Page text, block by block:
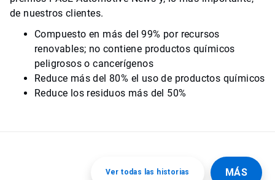
de nuestros clientes.
Compuesto en más del 99% por recursos
renovables; no contiene productos químicos
peligrosos o cancerígenos
Reduce más del 80% el uso de productos químicos
Reduce los residuos más del 50%
Ver todas las historias MÁS